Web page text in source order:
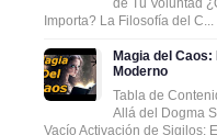
Importa? La Filosofía del C...
Magia del
Moderno
Tabla de
Allá del Dogma
Vacío Activación de Sigilos: El